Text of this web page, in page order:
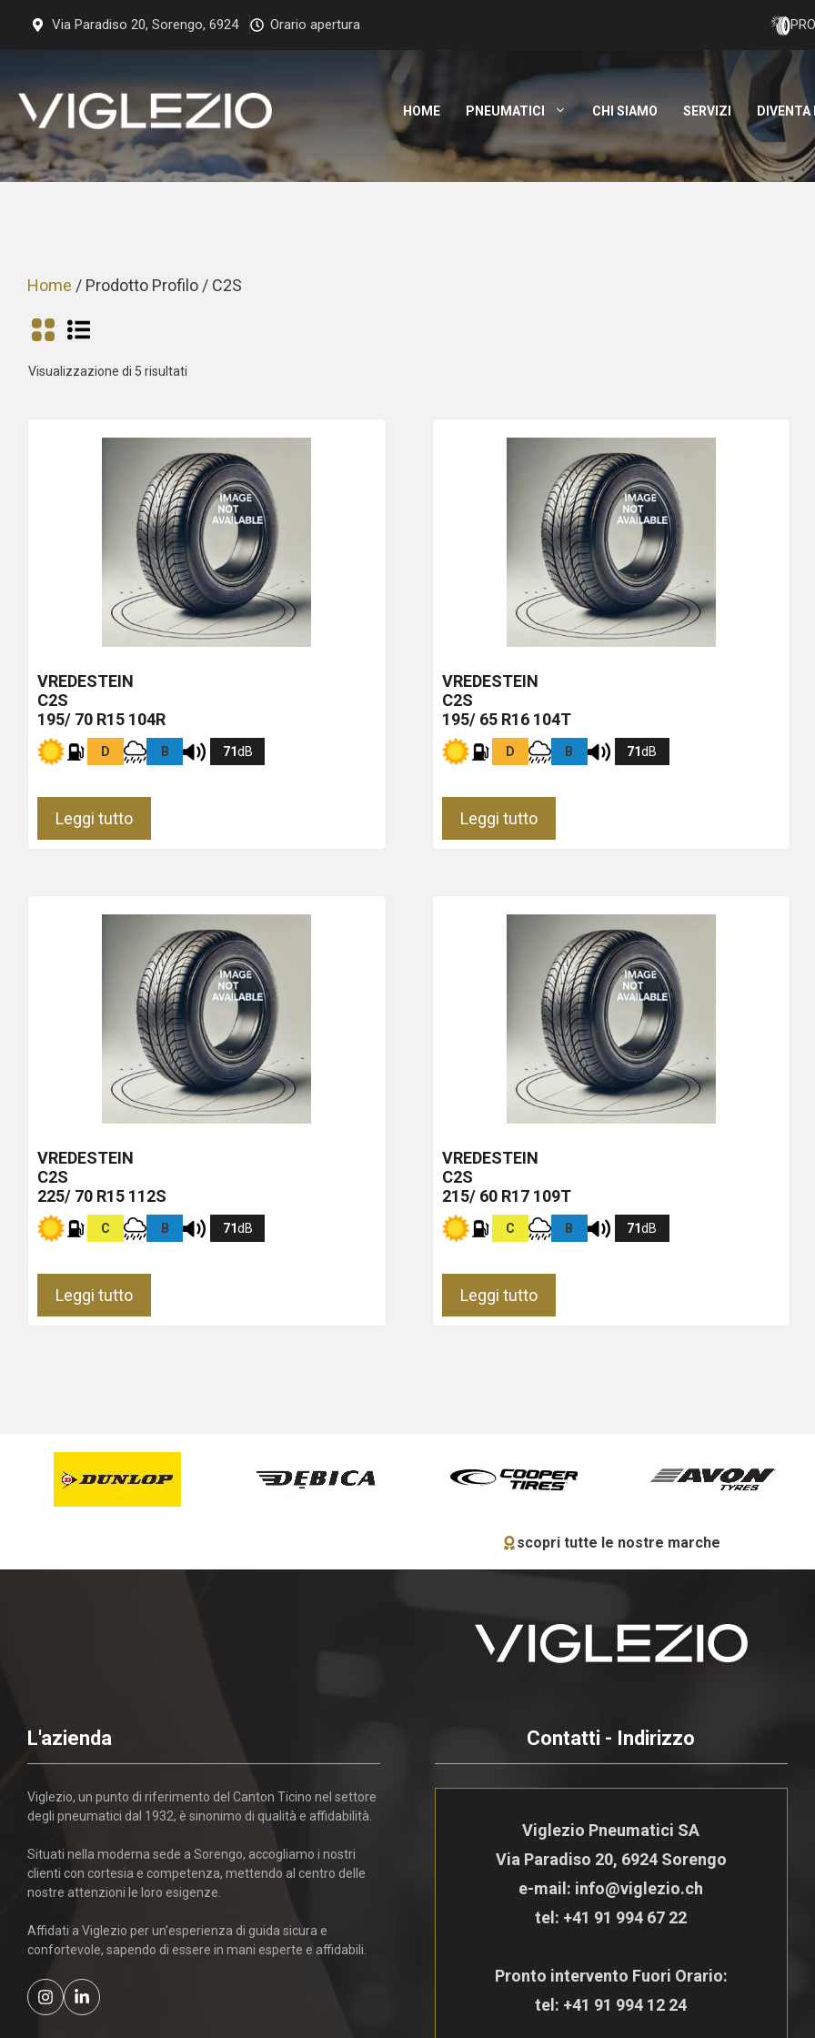
Via Paradiso 20, Sorengo, 6924 Orario apertura
HOME PNEUMATICI CHI SIAMO SERVIZI DIVENTA
Home / Prodotto Profilo / C2S
Visualizzazione di 5 risultati
VREDESTEIN
C2S
195/ 70 R15 104R
D B 71dB
Leggi tutto
VREDESTEIN
C2S
195/ 65 R16 104T
D B 71dB
Leggi tutto
VREDESTEIN
C2S
225/ 70 R15 112S
C B 71dB
Leggi tutto
VREDESTEIN
C2S
215/ 60 R17 109T
C B 71dB
Leggi tutto
scopri tutte le nostre marche
L'azienda
Viglezio, un punto di riferimento del Canton Ticino nel settore
degli pneumatici dal 1932, è sinonimo di qualità e affidabilità.
Situati nella moderna sede a Sorengo, accogliamo i nostri
clienti con cortesia e competenza, mettendo al centro delle
nostre attenzioni le loro esigenze.
Affidati a Viglezio per un'esperienza di guida sicura e
confortevole, sapendo di essere in mani esperte e affidabili.
Contatti - Indirizzo
Viglezio Pneumatici SA
Via Paradiso 20, 6924 Sorengo
e-mail: info@viglezio.ch
tel: +41 91 994 67 22
Pronto intervento Fuori Orario:
tel: +41 91 994 12 24